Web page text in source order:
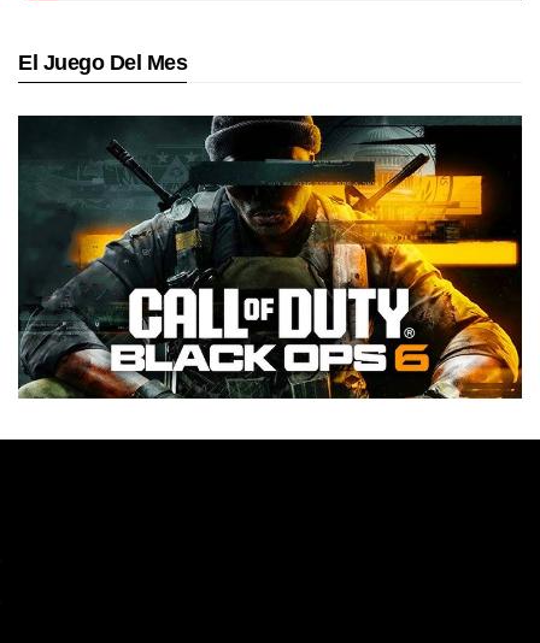
El Juego Del Mes